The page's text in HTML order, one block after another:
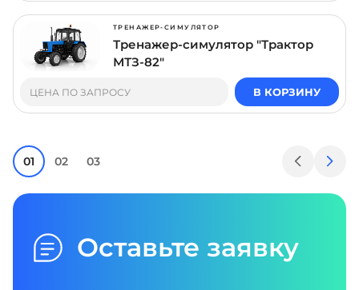
ТРЕНАЖЕР-СИМУЛЯТОР
Тренажер-симулятор "Трактор
МТЗ-82"
ЦЕНА ПО ЗАПРОСУ В КОРЗИНУ
01 02 03
Оставьте заявку